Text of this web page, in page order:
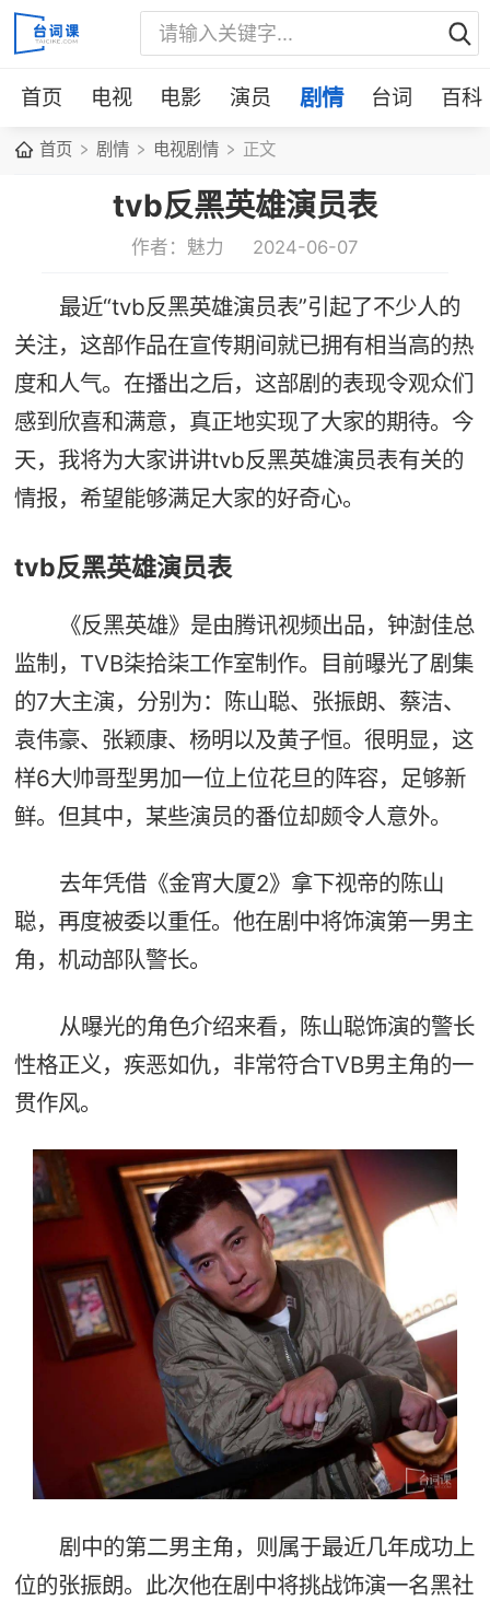
首页 电视 电影 演员 剧情 台词 百科
首页 剧情 电视剧情 正文
tvb反黑英雄演员表
作者：魅力 2024-06-07
最近“tvb反黑英雄演员表”引起了不少人的
关注，这部作品在宣传期间就已拥有相当高的热
度和人气。在播出之后，这部剧的表现令观众们
感到欣喜和满意，真正地实现了大家的期待。今
天，我将为大家讲讲tvb反黑英雄演员表有关的
情报，希望能够满足大家的好奇心。
tvb反黑英雄演员表
《反黑英雄》是由腾讯视频出品，钟澍佳总
监制，TVB柒拾柒工作室制作。目前曝光了剧集
的7大主演，分别为：陈山聪、张振朗、蔡洁、
袁伟豪、张颖康、杨明以及黄子恒。很明显，这
样6大帅哥型男加一位上位花旦的阵容，足够新
鲜。但其中，某些演员的番位却颇令人意外。
去年凭借《金宵大厦2》拿下视帝的陈山
聪，再度被委以重任。他在剧中将饰演第一男主
角，机动部队警长。
从曝光的角色介绍来看，陈山聪饰演的警长
性格正义，疾恶如仇，非常符合TVB男主角的一
贯作风。
剧中的第二男主角，则属于最近几年成功上
位的张振朗。此次他在剧中将挑战饰演一名黑社